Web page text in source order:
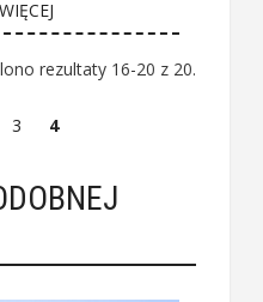
rezultaty 16-20 z 20.
3 4